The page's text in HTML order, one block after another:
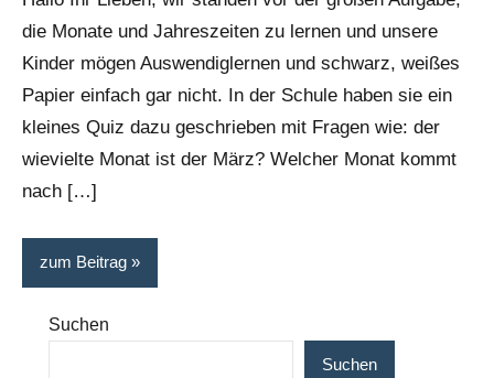
die Monate und Jahreszeiten zu lernen und unsere
Kinder mögen Auswendiglernen und schwarz, weißes
Papier einfach gar nicht. In der Schule haben sie ein
kleines Quiz dazu geschrieben mit Fragen wie: der
wievielte Monat ist der März? Welcher Monat kommt
nach […]
zum Beitrag
Suchen
Suchen